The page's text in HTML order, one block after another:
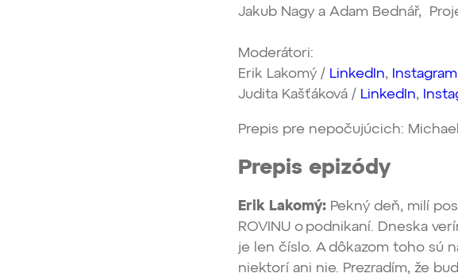
Jakub Nagy a Adam Bednář,
Moderátori:
Erik Lakomý / LinkedIn, Instagram
Judita Kašťáková / LinkedIn,
Prepis pre nepočujúcich:
Prepis epizódy
Erik Lakomý:Pekný deň, milí
ROVINU o podnikaní. Dneska
je len číslo. A dôkazom toho sú
niektorí ani nie. Prezradím, že